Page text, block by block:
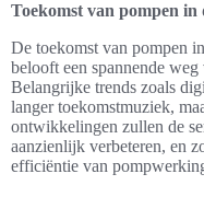
Toekomst van pompen in
De toekomst van pompen
belooft een spannende
Belangrijke trends zoals
langer toekomstmuziek,
ontwikkelingen zullen de
aanzienlijk verbeteren, en
efficiëntie van